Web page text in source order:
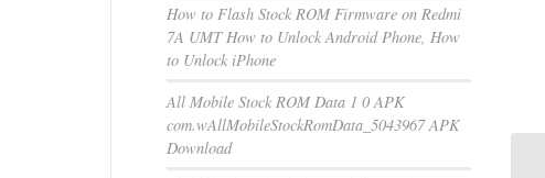
How to Flash Stock ROM Firmware on Redmi
7A UMT How to Unlock Android Phone, How
to Unlock iPhone
All Mobile Stock ROM Data 1 0 APK
com.wAllMobileStockRomData_5043967 APK
Download